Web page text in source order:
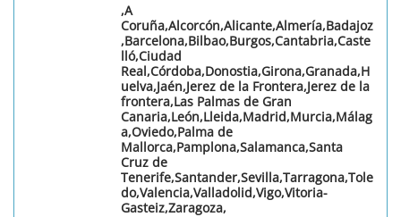
,A
Coruña,Alcorcón,Alicante,Almería,Badajoz
,Barcelona,Bilbao,Burgos,Cantabria,Caste
lló,Ciudad
Real,Córdoba,Donostia,Girona,Granada,H
uelva,Jaén,Jerez de la Frontera,Jerez de la
frontera,Las Palmas de Gran
Canaria,León,Lleida,Madrid,Murcia,Málag
a,Oviedo,Palma de
Mallorca,Pamplona,Salamanca,Santa
Cruz de
Tenerife,Santander,Sevilla,Tarragona,Tole
do,Valencia,Valladolid,Vigo,Vitoria-
Gasteiz,Zaragoza,